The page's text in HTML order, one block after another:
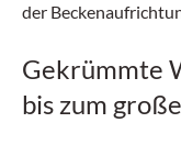
der
Gekrümmte
bis zum